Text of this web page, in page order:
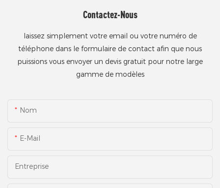
Contactez-Nous
laissez simplement votre email ou votre numéro de
téléphone dans le formulaire de contact afin que nous
puissions vous envoyer un devis gratuit pour notre large
gamme de modèles
Nom
E-Mail
Entreprise